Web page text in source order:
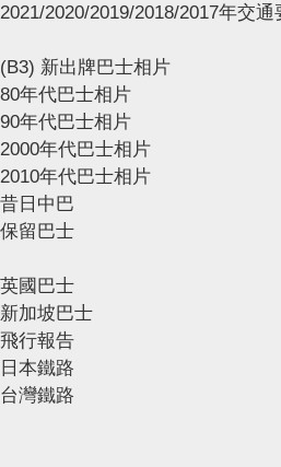
2021/2020/2019/2018/2017年交
(B3) 新出牌巴士相片
80年代巴士相片
90年代巴士相片
2000年代巴士相片
2010年代巴士相片
昔日中巴
保留巴士
英國巴士
新加坡巴士
飛行報告
日本鐵路
台灣鐵路